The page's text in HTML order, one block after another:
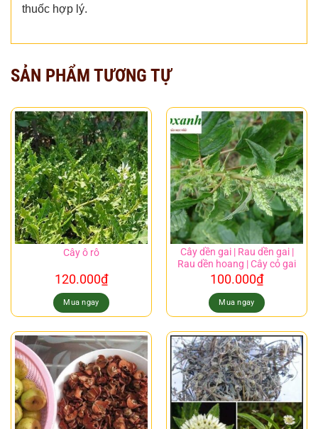
thuốc hợp lý.
SẢN PHẨM TƯƠNG TỰ
Cây ô rô
120.000₫
Mua ngay
Cây dền gai | Rau dền gai |
Rau dền hoang | Cây cỏ gai
100.000₫
Mua ngay